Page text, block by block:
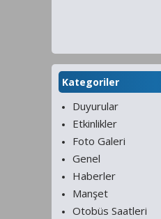
Kategoriler
Duyurular
Etkinlikler
Foto Galeri
Genel
Haberler
Manşet
Otobüs Saatleri